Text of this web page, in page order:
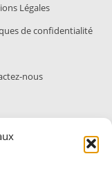
Légales
de confidentialité
nous